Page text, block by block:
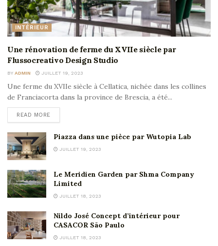
INTÉRIEUR
Une rénovation de ferme du XVIIe siècle par
Flussocreativo Design Studio
BY ADMIN JUILLET 19, 2023
Une ferme du XVIIe siècle à Cellatica, nichée dans les collines
de Franciacorta dans la province de Brescia, a été...
READ MORE
Piazza dans une pièce par Wutopia Lab
JUILLET 19, 2023
Le Meridien Garden par Shma Company
Limited
JUILLET 18, 2023
Nildo José Concept d’intérieur pour
CASACOR São Paulo
JUILLET 18, 2023